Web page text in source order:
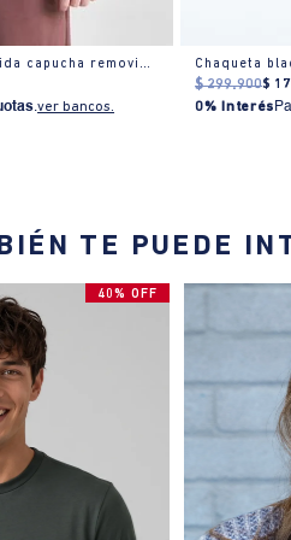
Chaqueta bomber poliamida capucha removible
.ver bancos.
Chaqueta
$ 299.900$
0% Interés
TE PUEDE
40% OFF